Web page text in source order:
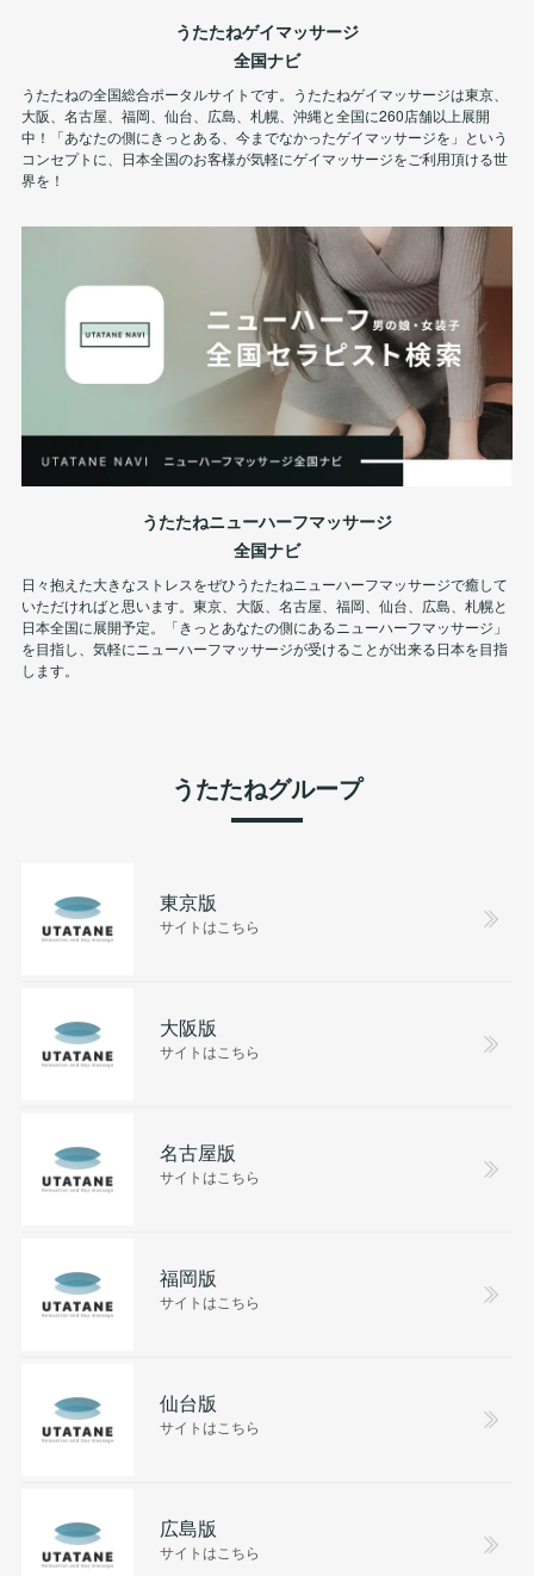
うたたねゲイマッサージ
全国ナビ
うたたねの全国総合ポータルサイトです。うたたねゲイマッサージは東京、
大阪、名古屋、福岡、仙台、広島、札幌、沖縄と全国に260店舗以上展開
中！「あなたの側にきっとある、今までなかったゲイマッサージを」という
コンセプトに、日本全国のお客様が気軽にゲイマッサージをご利用頂ける世
界を！
うたたねニューハーフマッサージ
全国ナビ
日々抱えた大きなストレスをぜひうたたねニューハーフマッサージで癒して
いただければと思います。東京、大阪、名古屋、福岡、仙台、広島、札幌と
日本全国に展開予定。「きっとあなたの側にあるニューハーフマッサージ」
を目指し、気軽にニューハーフマッサージが受けることが出来る日本を目指
します。
うたたねグループ
東京版
サイトはこちら
大阪版
サイトはこちら
名古屋版
サイトはこちら
福岡版
サイトはこちら
仙台版
サイトはこちら
広島版
サイトはこちら